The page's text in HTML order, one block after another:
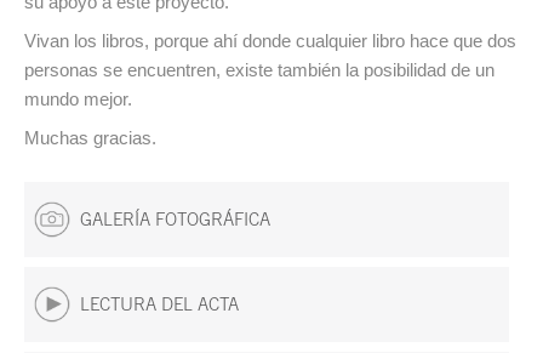
Vivan los libros, porque ahí donde cualquier libro hace que dos
personas se encuentren, existe también la posibilidad de un
mundo mejor.
Muchas gracias.
GALERÍA FOTOGRÁFICA
LECTURA DEL ACTA